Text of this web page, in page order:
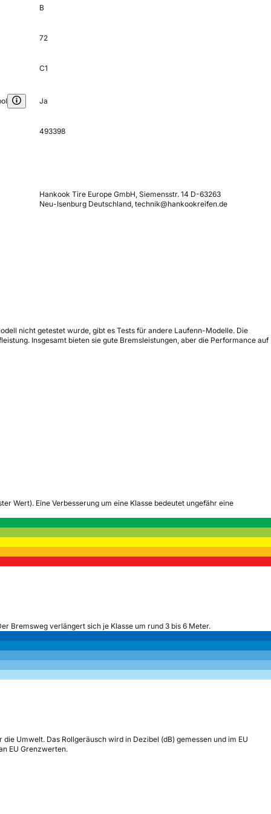
B
72
C1
Ja
493398
Hankook Tire Europe GmbH, Siemensstr. 14 D-63263
Neu-Isenburg Deutschland, technik@hankookreifen.de
nicht getestet wurde, gibt es Tests für andere Laufenn-Modelle. Die
Insgesamt bieten sie gute Bremsleistungen, aber die Performance auf
Wert). Eine Verbesserung um eine Klasse bedeutet ungefähr eine
Bremsweg verlängert sich je Klasse um rund 3 bis 6 Meter.
Umwelt. Das Rollgeräusch wird in Dezibel (dB) gemessen und im EU
EU Grenzwerten.